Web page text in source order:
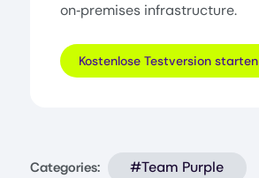
on‑premises infrastructure.
Kostenlose Testversion starten
Categories: #Team Purple